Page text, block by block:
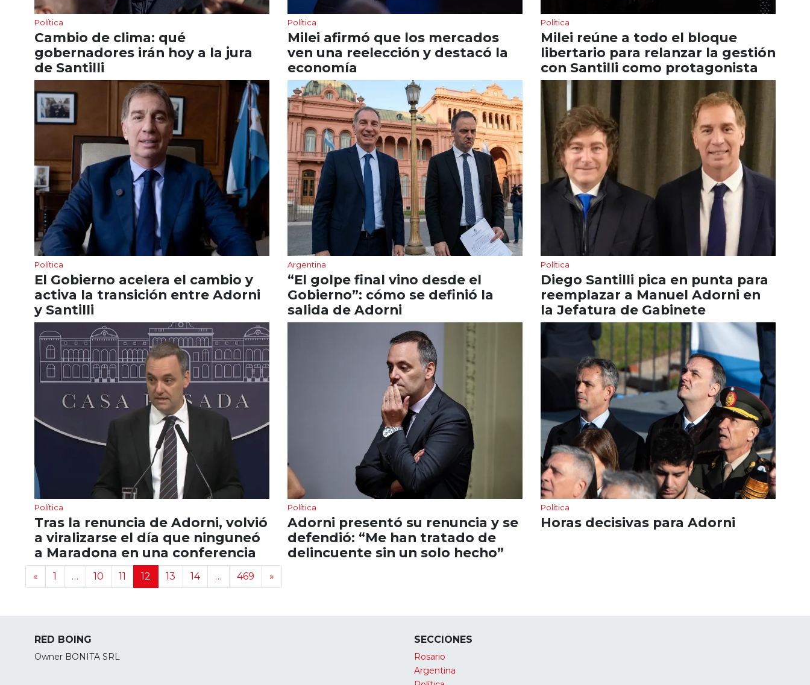
Política
Cambio de clima: qué
gobernadores irán hoy a la jura
de Santilli
Política
Milei afirmó que los mercados
ven una reelección y destacó la
economía
Política
Milei reúne a todo el bloque
libertario para relanzar la gestión
con Santilli como protagonista
Política
El Gobierno acelera el cambio y
activa la transición entre Adorni
y Santilli
Argentina
“El golpe final vino desde el
Gobierno”: cómo se definió la
salida de Adorni
Política
Diego Santilli pica en punta para
reemplazar a Manuel Adorni en
la Jefatura de Gabinete
Política
Tras la renuncia de Adorni, volvió
a viralizarse el día que ninguneó
a Maradona en una conferencia
Política
Adorni presentó su renuncia y se
defendió: “Me han tratado de
delincuente sin un solo hecho”
Política
Horas decisivas para Adorni
Navegación de noticias
« 1 … 10 11 12 13 14 … 469 »
RED BOING
Owner BONITA SRL
SECCIONES
Rosario
Argentina